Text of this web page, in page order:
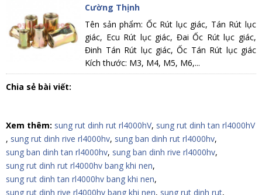
Cường Thịnh
Tên sản phẩm: Ốc Rút lục giác, Tán Rút lục
giác, Ecu Rút lục giác, Đai Ốc Rút lục giác,
Đinh Tán Rút lục giác, Ốc Tán Rút lục giác
Kích thước: M3, M4, M5, M6,...
Chia sẻ bài viết:
Xem thêm: sung rut dinh rut rl4000hV, sung rut dinh tan rl4000hV
, sung rut dinh rive rl4000hv, sung ban dinh rut rl4000hv,
sung ban dinh tan rl4000hv, sung ban dinh rive rl4000hv,
sung rut dinh rut rl4000hv bang khi nen,
sung rut dinh tan rl4000hv bang khi nen,
sung rut dinh rive rl4000hv bang khi nen, sung rut dinh rut,